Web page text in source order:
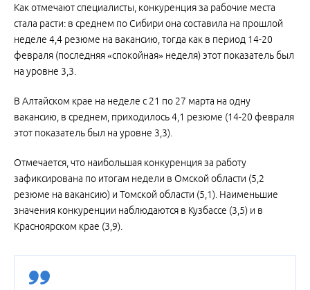
Как отмечают специалисты, конкуренция за рабочие места
стала расти: в среднем по Сибири она составила на прошлой
неделе 4,4 резюме на вакансию, тогда как в период 14-20
февраля (последняя «спокойная» неделя) этот показатель был
на уровне 3,3.
В Алтайском крае на неделе с 21 по 27 марта на одну
вакансию, в среднем, приходилось 4,1 резюме (14-20 февраля
этот показатель был на уровне 3,3).
Отмечается, что наибольшая конкуренция за работу
зафиксирована по итогам недели в Омской области (5,2
резюме на вакансию) и Томской области (5,1). Наименьшие
значения конкуренции наблюдаются в Кузбассе (3,5) и в
Красноярском крае (3,9).